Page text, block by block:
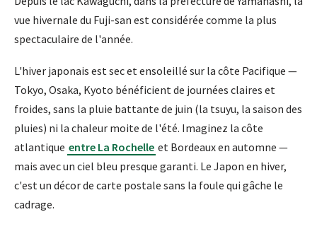
vue hivernale du Fuji-san est considérée comme la plus
spectaculaire de l'année.
L'hiver japonais est sec et ensoleillé sur la côte Pacifique —
Tokyo, Osaka, Kyoto bénéficient de journées claires et
froides, sans la pluie battante de juin (la tsuyu, la saison des
pluies) ni la chaleur moite de l'été. Imaginez la côte
atlantique entre La Rochelle et Bordeaux en automne —
mais avec un ciel bleu presque garanti. Le Japon en hiver,
c'est un décor de carte postale sans la foule qui gâche le
cadrage.